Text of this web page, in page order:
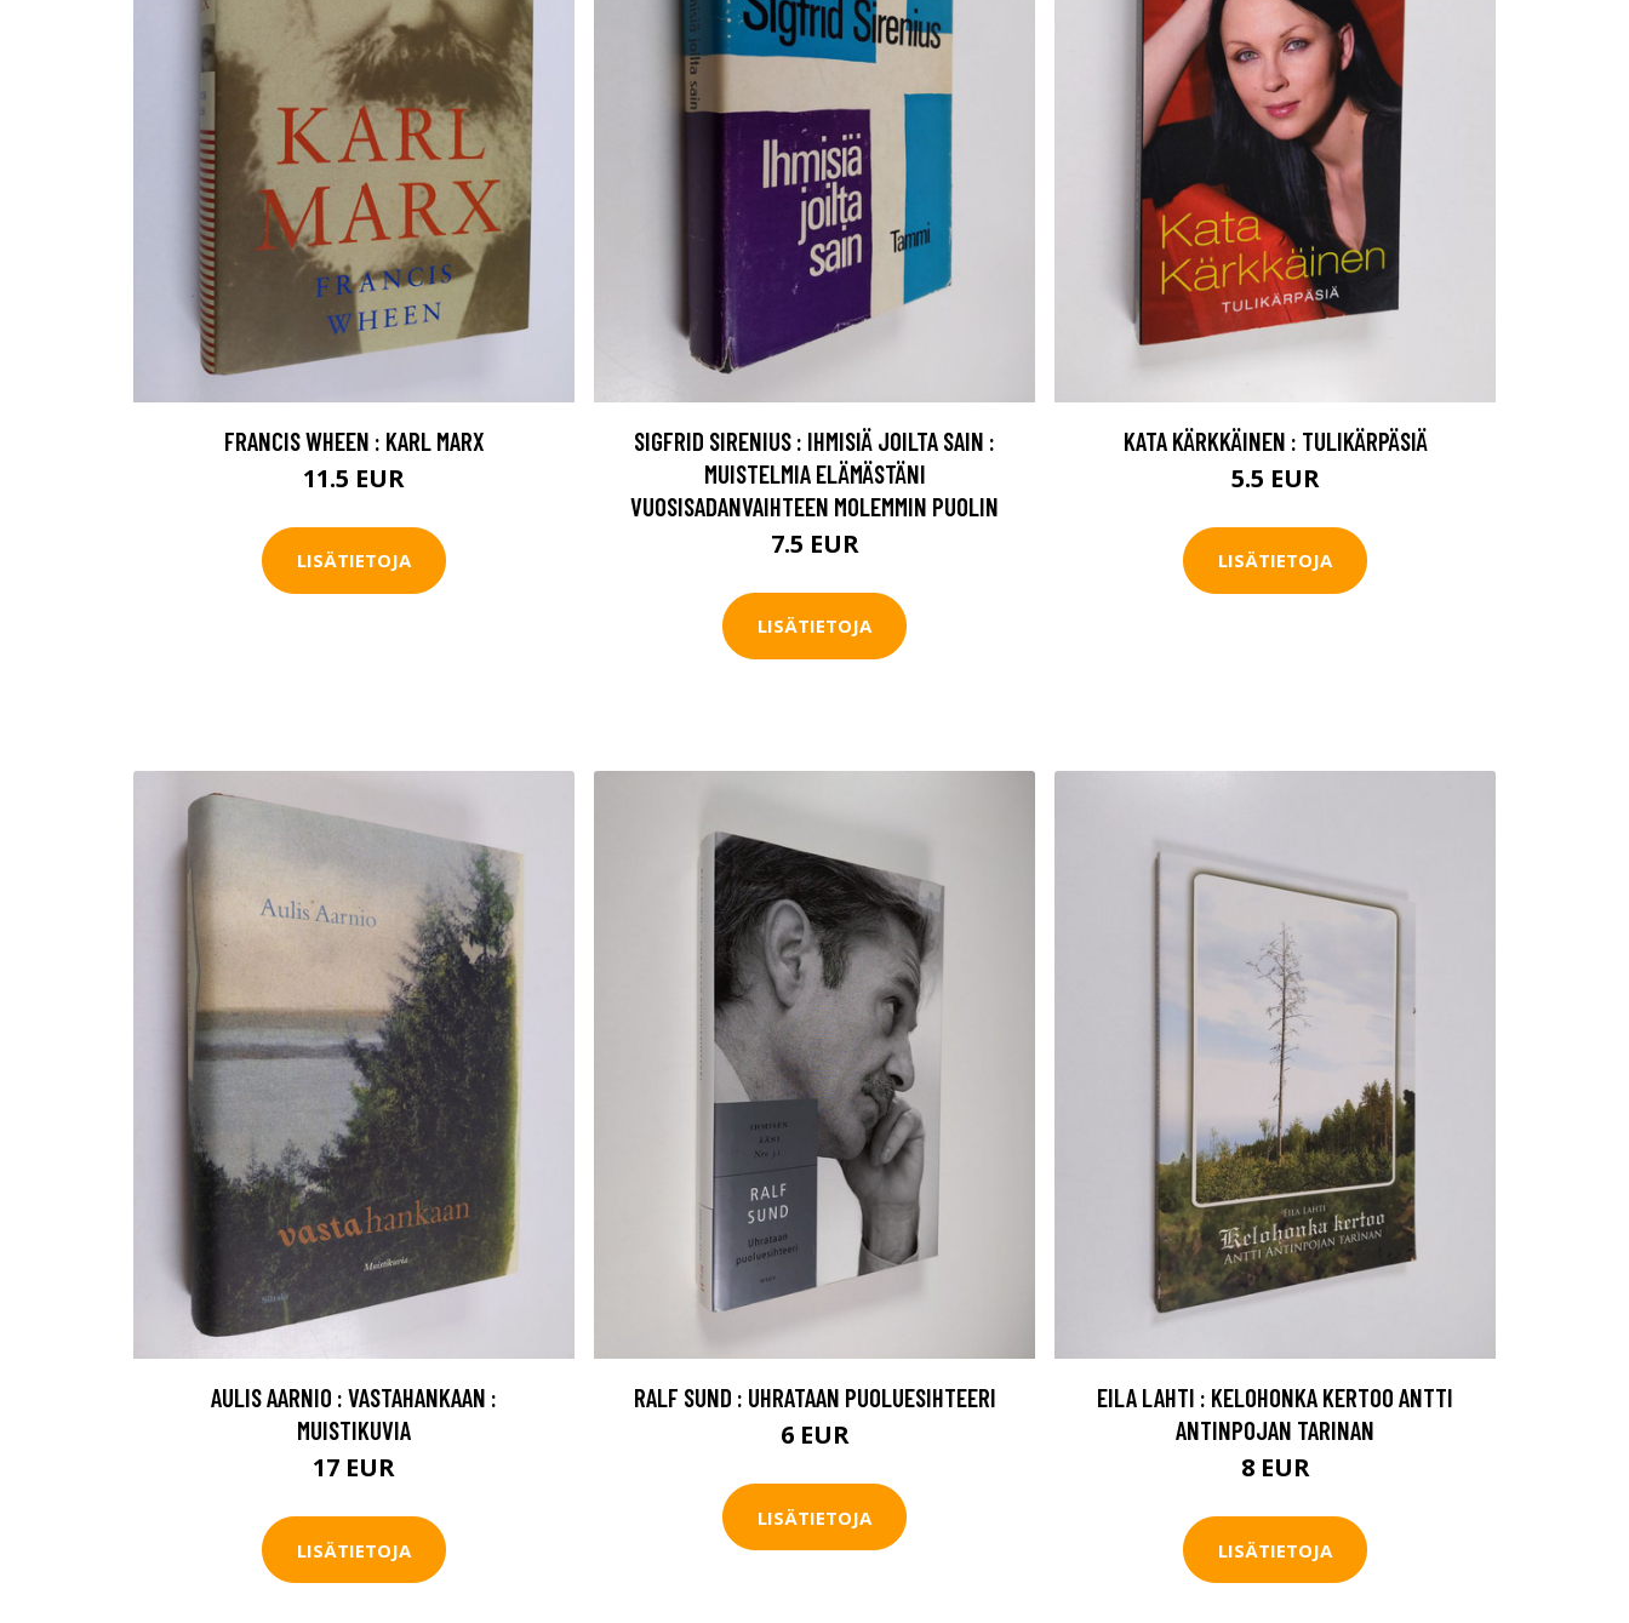
FRANCIS WHEEN : KARL MARX
11.5 EUR
LISÄTIETOJA
SIGFRID SIRENIUS : IHMISIÄ JOILTA SAIN :
MUISTELMIA ELÄMÄSTÄNI
VUOSISADANVAIHTEEN MOLEMMIN PUOLIN
7.5 EUR
LISÄTIETOJA
KATA KÄRKKÄINEN : TULIKÄRPÄSIÄ
5.5 EUR
LISÄTIETOJA
AULIS AARNIO : VASTAHANKAAN :
MUISTIKUVIA
17 EUR
LISÄTIETOJA
RALF SUND : UHRATAAN PUOLUESIHTEERI
6 EUR
LISÄTIETOJA
EILA LAHTI : KELOHONKA KERTOO ANTTI
ANTINPOJAN TARINAN
8 EUR
LISÄTIETOJA